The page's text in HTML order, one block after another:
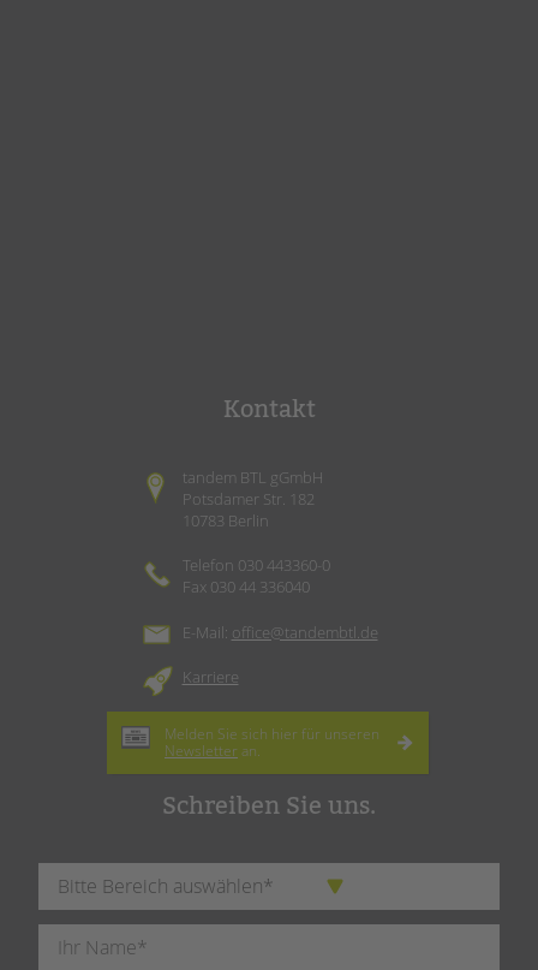
Kontakt
tandem BTL gGmbH
Potsdamer Str. 182
10783 Berlin
Telefon 030 443360-0
Fax 030 44 336040
E-Mail: office@tandembtl.de
Karriere
Melden Sie sich hier für unseren
Newsletter an.
Schreiben Sie uns.